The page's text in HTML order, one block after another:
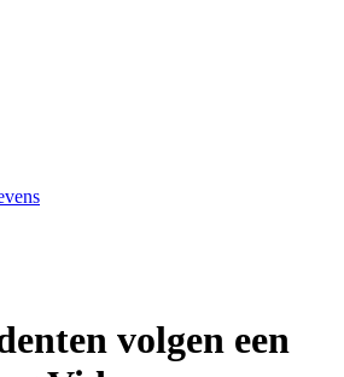
volgen een